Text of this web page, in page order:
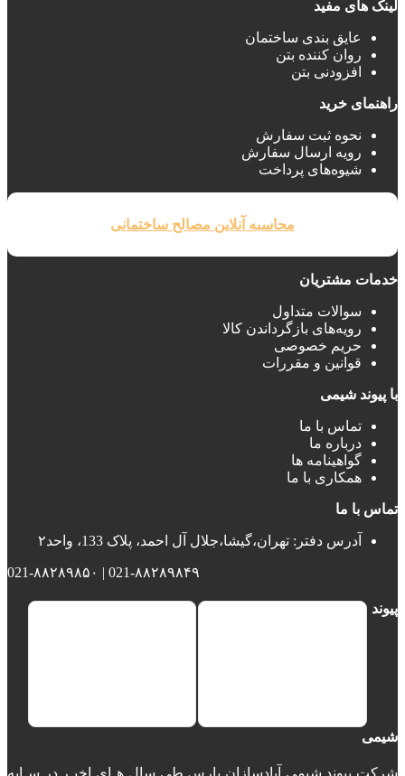
لینک های مفید
عایق بندی ساختمان‌
روان کننده بتن
افزودنی بتن
راهنمای خرید
نحوه ثبت سفارش
رویه ارسال سفارش
شیوه‌های پرداخت
محاسبه آنلاین مصالح ساختمانی
خدمات مشتریان
سوالات متداول
رویه‌های بازگرداندن کالا
حریم خصوصی
قوانین و مقررات
با پیوند شیمی
تماس با ما
درباره ما
گواهینامه ها
همکاری با ما
تماس با ما
آدرس دفتر: تهران،گیشا،جلال آل احمد، پلاک 133، واحد۲
021-۸۸۲۸۹۸۴۹ | 021-۸۸۲۸۹۸۵۰
پیوند
شیمی